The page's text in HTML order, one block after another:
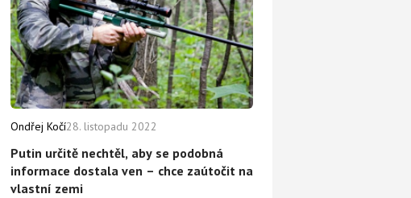
Putin určitě nechtěl, aby se podobná
informace dostala ven – chce zaútočit na
vlastní zemi
Ondřej Kočí28. listopadu 2022